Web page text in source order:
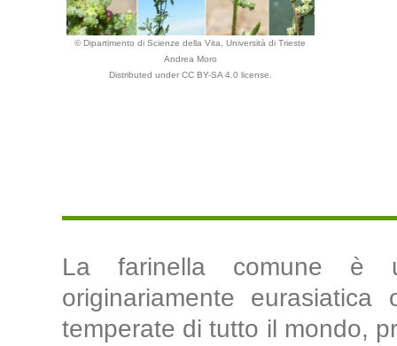
© Dipartimento di Scienze della Vita, Università di Trieste
Andrea Moro
Distributed under CC BY-SA 4.0 license.
La farinella comune è
originariamente
temperate di tutto il mondo,